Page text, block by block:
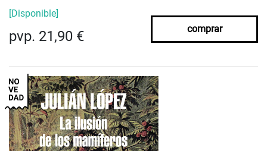
[Disponible]
pvp. 21,90 € comprar